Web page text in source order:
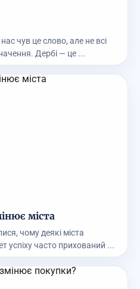
чув це слово, але не всі
Дербі — це ...
міста
чому деякі міста
успіху часто прихований ...